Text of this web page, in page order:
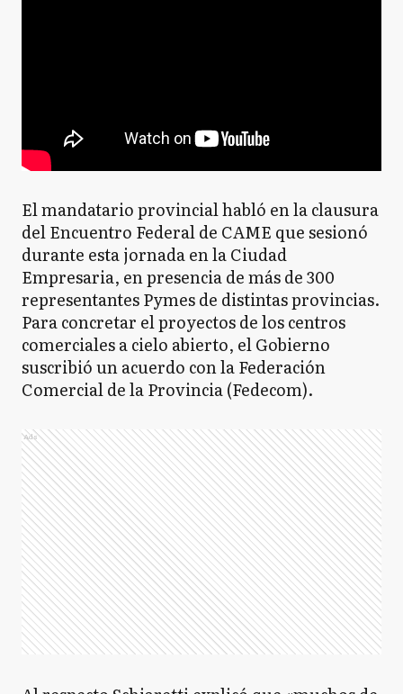
El mandatario provincial habló en la clausura
del Encuentro Federal de CAME que sesionó
durante esta jornada en la Ciudad
Empresaria, en presencia de más de 300
representantes Pymes de distintas provincias.
Para concretar el proyectos de los centros
comerciales a cielo abierto, el Gobierno
suscribió un acuerdo con la Federación
Comercial de la Provincia (Fedecom).
Ads